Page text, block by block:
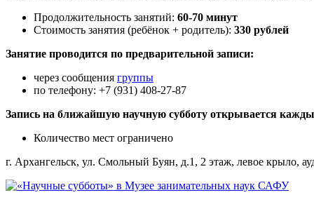
Продолжительность занятий: 60-70 минут
Стоимость занятия (ребёнок + родитель): 330 рублей
Занятие проводится по предварительной записи:
через сообщения группы
по телефону: +7 (931) 408-27-87
Запись на ближайшую научную субботу открывается
Количество мест ограничено
г. Архангельск, ул. Смольный Буян, д.1, 2 этаж, левое крыло,